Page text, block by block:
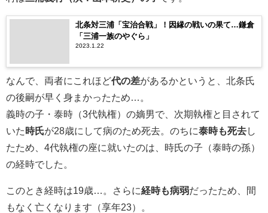
北条対三浦「宝治合戦」！因縁の戦いの果て…鎌倉
「三浦一族のやぐら」
2023.1.22
なんで、両者にこれほど代の差があるかというと、北条氏
の後嗣が早く身まかったため…。
義時の子・泰時（3代執権）の嫡男で、次期執権と目されて
いた時氏が28歳にして病のため死去。のちに泰時も死去し
たため、4代執権の座に就いたのは、時氏の子（泰時の孫）
の経時でした。
このとき経時は19歳…。さらに経時も病弱だったため、間
もなく亡くなります（享年23）。